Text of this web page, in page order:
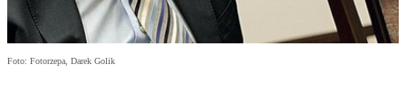
Foto: Fotorzepa, Darek Golik